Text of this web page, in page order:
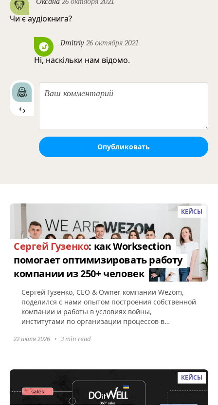
Чи є аудіокнига?
Dmitriy 26 октября 2021
Ні, наскільки нам відомо.
⇆
Опубликовать
КЕЙСЫ
Сергей Гузенко: как Worksection
помогает оптимизировать работу
компании из 250+ человек
Сергей Гузенко, СEO & Owner компании Wezom,
поделился с нами опытом построения собственной
компании и работы в условиях войны,
институтами по организации процессов в
22 июля 2026 • 3 min read
КЕЙСЫ